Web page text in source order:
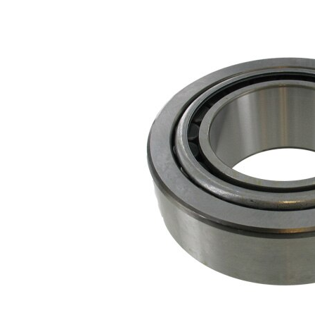
1,129
kg
60 mm
110 mm